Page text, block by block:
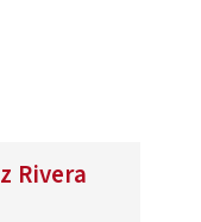
Rivera